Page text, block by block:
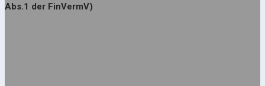
Abs.1 der FinVermV)